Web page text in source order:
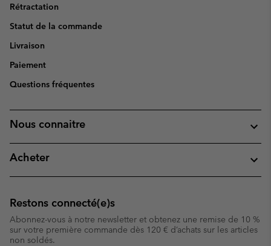
Rétractation
Statut de la commande
Livraison
Paiement
Questions fréquentes
Nous connaitre
Acheter
Restons connecté(e)s
Abonnez-vous à notre newsletter et obtenez une remise de 10 %
sur votre première commande dès 120 € d’achats sur les articles
non soldés.